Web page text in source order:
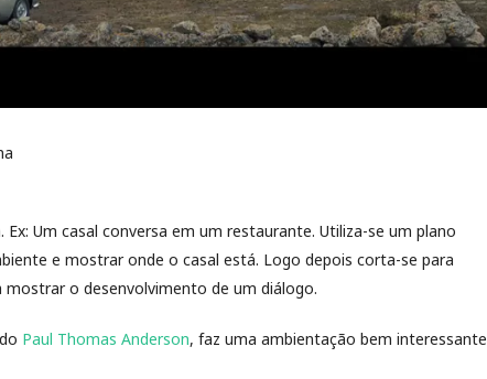
Um casal conversa em um restaurante. Utiliza-se um plano
e mostrar onde o casal está. Logo depois corta-se para
o desenvolvimento de um diálogo.
Paul Thomas Anderson, faz uma ambientação bem interessante